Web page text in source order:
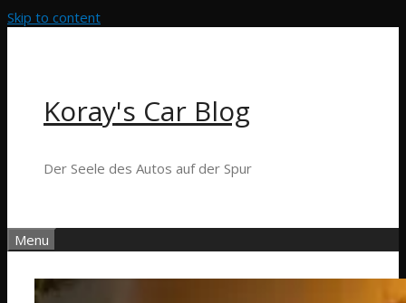
Skip to content
Koray's Car Blog
Der Seele des Autos auf der Spur
Menu